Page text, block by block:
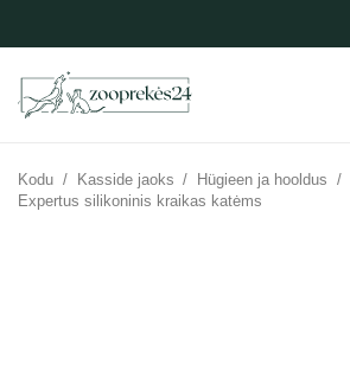
Kodu / Kasside jaoks / Hügieen ja hooldus /
Expertus silikoninis kraikas katėms